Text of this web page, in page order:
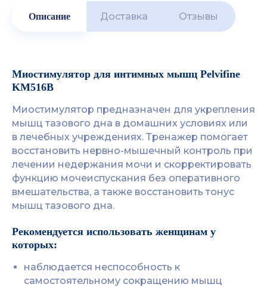
Описание Доставка Отзывы
Миостимулятор для интимных мышц Pelvifine
KM516B
Миостимулятор предназначен для укрепления
мышц тазового дна в домашних условиях или
в лечебных учреждениях. Тренажер помогает
восстановить нервно-мышечный контроль при
лечении недержания мочи и скорректировать
функцию мочеиспускания без оперативного
вмешательства, а также восстановить тонус
мышц тазового дна.
Рекомендуется использовать женщинам у
которых:
наблюдается неспособность к
самостоятельному сокращению мышц